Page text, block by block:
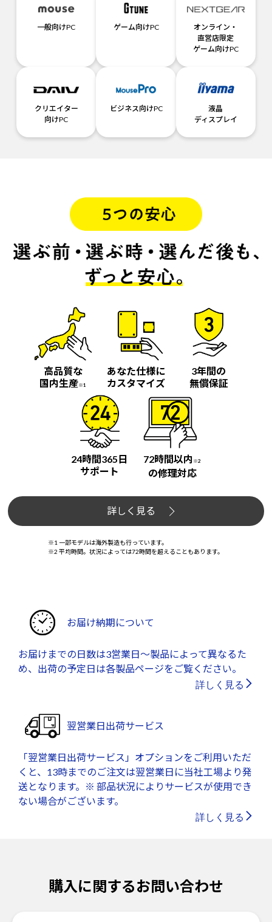
一般向けPC ゲーム向けPC
オンライン・
直営店限定
ゲーム向けPC
クリエイター
向けPC
ビジネス向けPC
液晶
ディスプレイ
高品質な
国内生産※1
あなた仕様に
カスタマイズ
3年間の
無償保証
24時間365日
サポート
72時間以内 ※2
の修理対応
詳しく見る
※1 一部モデルは海外製造も行っています。
※2 平均時間。状況によっては72時間を超えることもあります。
お届け納期について
お届けまでの日数は3営業日～製品によって異なるた
め、出荷の予定日は各製品ページをご覧ください。
詳しく見る
翌営業日出荷サービス
「翌営業日出荷サービス」オプションをご利用いただ
くと、13時までのご注文は翌営業日に当社工場より発
送となります。※ 部品状況によりサービスが使用でき
ない場合がございます。
詳しく見る
購入に関するお問い合わせ